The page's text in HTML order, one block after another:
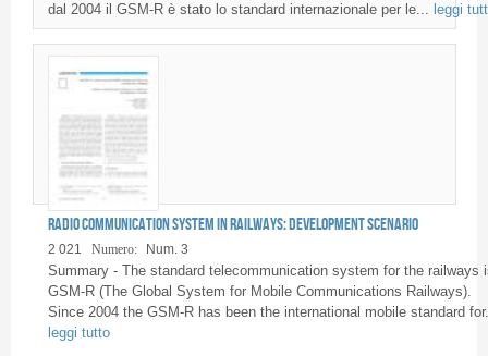
dal 2004 il GSM-R è stato lo standard internazionale per le... leggi
Radio communication System in railways: development scenario
2 021 Numero: Num. 3
Summary - The standard telecommunication system for the railways
GSM-R (The Global System for Mobile Communications Railways).
Since 2004 the GSM-R has been the international mobile standard
leggi tutto
Pagine